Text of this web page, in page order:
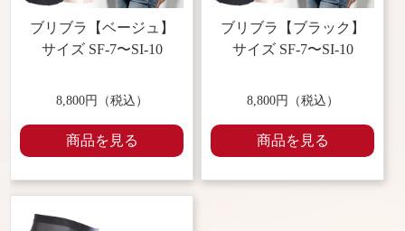
ブリブラ【ベージュ】
サイズ SF-7〜SI-10
8,800円（税込）
商品を見る
ブリブラ【ブラック】
サイズ SF-7〜SI-10
8,800円（税込）
商品を見る